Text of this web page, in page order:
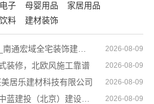
子 母婴用品
家居用品
料 建材装饰
靠谱一站式家装公司施工_南通宏域全宅装饰建材有限公司 2026-08-09
装修，北欧风施工靠谱 2026-08-09
居乐建材科技有限公司 2026-08-09
毛坯房半包装修新中式，中蓝建投（北京）建设有限公司武功分公司 2026-08-09